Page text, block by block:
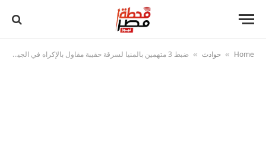
Home
» حوادث » ضبط 3 متهمين بالمنيا لسرقة حقيبة مقاول بالإكراه في الجيزة بعد تتبع ضحيته أمام أحد البنوك